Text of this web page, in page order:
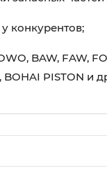
конкурентов;
BAW, FAW,
BOHAI PISTON и